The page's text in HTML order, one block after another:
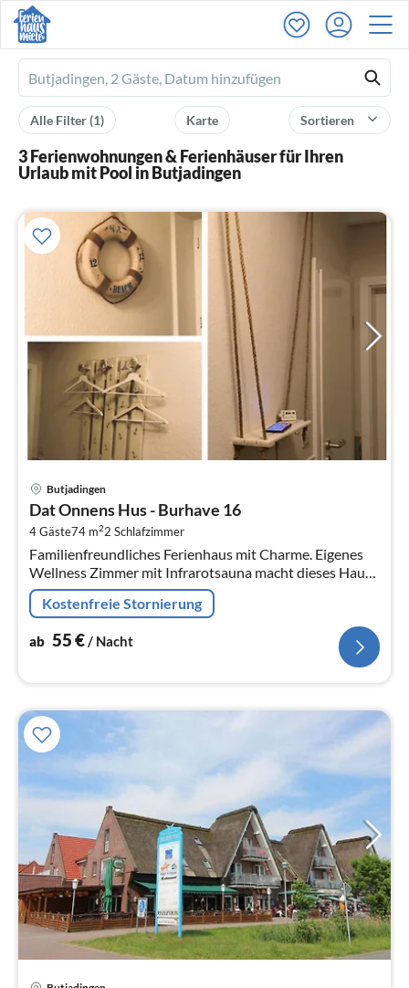
Ferienhausmiete
logo
Sortieren
Karte
Alle Filter(1)
3 Ferienwohnungen & Ferienhäuser für Ihren
Urlaub mit Pool in Butjadingen
Butjadingen
Dat Onnens Hus - Burhave 16
4 Gäste74 m22 Schlafzimmer
Familienfreundliches Ferienhaus mit Charme. Eigenes
Wellness Zimmer mit Infrarotsauna macht dieses Haus
zum Highlight.
Kostenfreie Stornierung
ab 55€/ Nacht